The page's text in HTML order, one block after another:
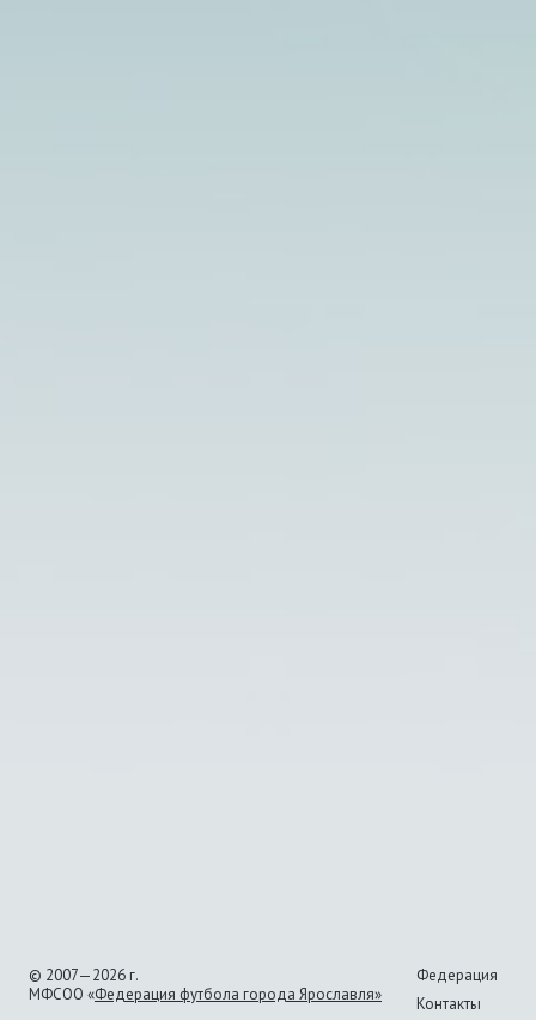
© 2007—2026 г.
МФСОО «Федерация футбола города Ярославля»
Федерация
Контакты